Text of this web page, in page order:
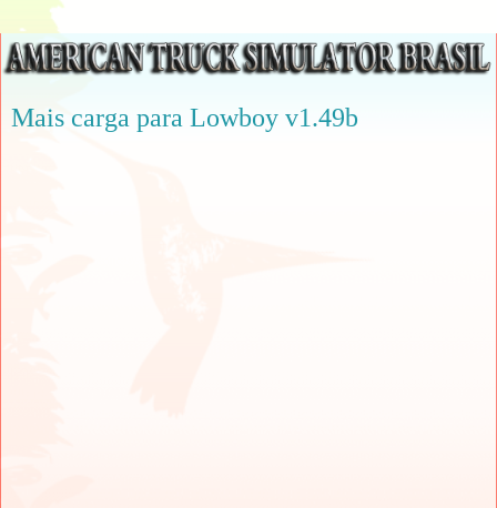
Mais carga para Lowboy v1.49b